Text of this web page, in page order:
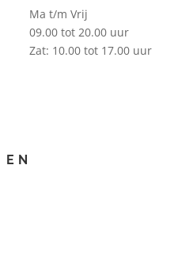
Ma t/m Vrij
09.00 tot 20.00 uur
Zat: 10.00 tot 17.00 uur